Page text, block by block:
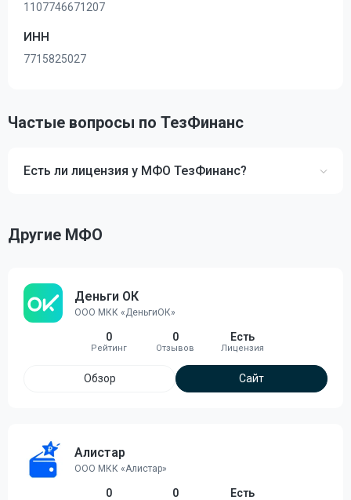
1107746671207
ИНН
7715825027
Частые вопросы по ТезФинанс
Есть ли лицензия у МФО ТезФинанс?
Другие МФО
Деньги ОК
ООО МКК «ДеньгиОК»
0 0 Есть
Обзор Сайт
Алистар
ООО МКК «Алистар»
0 0 Есть